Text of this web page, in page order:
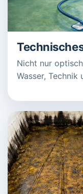
Nicht nur
Wasser, Technik